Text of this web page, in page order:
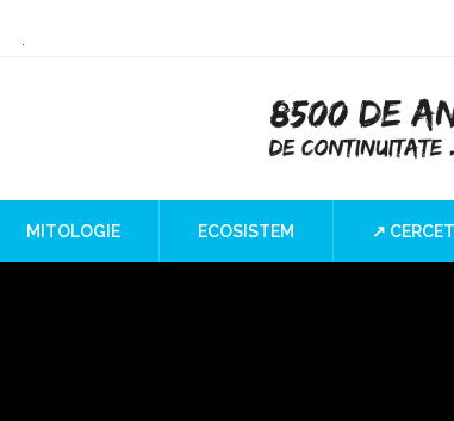
Iron Gates
MITOLOGIE ECOSISTEM ↗